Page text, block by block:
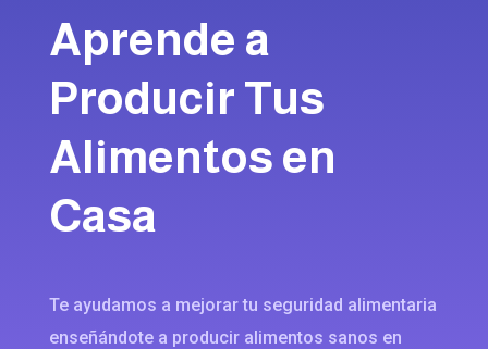
Aprende a
Producir Tus
Alimentos en
Casa
Te ayudamos a mejorar tu seguridad alimentaria
enseñándote a producir alimentos sanos en